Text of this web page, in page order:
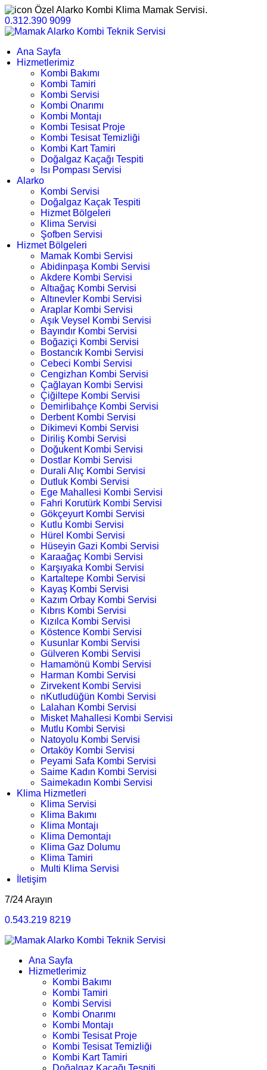
Özel Alarko Kombi Klima Mamak Servisi.
0.312.390 9099
Ana Sayfa
Hizmetlerimiz
Kombi Bakımı
Kombi Tamiri
Kombi Servisi
Kombi Onarımı
Kombi Montajı
Kombi Tesisat Proje
Kombi Tesisat Temizliği
Kombi Kart Tamiri
Doğalgaz Kaçağı Tespiti
Isı Pompası Servisi
Alarko
Kombi Servisi
Doğalgaz Kaçak Tespiti
Hizmet Bölgeleri
Klima Servisi
Şofben Servisi
Hizmet Bölgeleri
Mamak Kombi Servisi
Abidinpaşa Kombi Servisi
Akdere Kombi Servisi
Altıağaç Kombi Servisi
Altınevler Kombi Servisi
Araplar Kombi Servisi
Aşık Veysel Kombi Servisi
Bayındır Kombi Servisi
Boğaziçi Kombi Servisi
Bostancık Kombi Servisi
Cebeci Kombi Servisi
Cengizhan Kombi Servisi
Çağlayan Kombi Servisi
Çiğiltepe Kombi Servisi
Demirlibahçe Kombi Servisi
Derbent Kombi Servisi
Dikimevi Kombi Servisi
Diriliş Kombi Servisi
Doğukent Kombi Servisi
Dostlar Kombi Servisi
Durali Alıç Kombi Servisi
Dutluk Kombi Servisi
Ege Mahallesi Kombi Servisi
Fahri Korutürk Kombi Servisi
Gökçeyurt Kombi Servisi
Kutlu Kombi Servisi
Hürel Kombi Servisi
Hüseyin Gazi Kombi Servisi
Karaağaç Kombi Servisi
Karşıyaka Kombi Servisi
Kartaltepe Kombi Servisi
Kayaş Kombi Servisi
Kazım Orbay Kombi Servisi
Kıbrıs Kombi Servisi
Kızılca Kombi Servisi
Köstence Kombi Servisi
Kusunlar Kombi Servisi
Gülveren Kombi Servisi
Hamamönü Kombi Servisi
Harman Kombi Servisi
Zirvekent Kombi Servisi
nKutludüğün Kombi Servisi
Lalahan Kombi Servisi
Misket Mahallesi Kombi Servisi
Mutlu Kombi Servisi
Natoyolu Kombi Servisi
Ortaköy Kombi Servisi
Peyami Safa Kombi Servisi
Saime Kadın Kombi Servisi
Saimekadın Kombi Servisi
Klima Hizmetleri
Klima Servisi
Klima Bakımı
Klima Montajı
Klima Demontajı
Klima Gaz Dolumu
Klima Tamiri
Multi Klima Servisi
İletişim
7/24 Arayın
0.543.219 8219
Ana Sayfa
Hizmetlerimiz
Kombi Bakımı
Kombi Tamiri
Kombi Servisi
Kombi Onarımı
Kombi Montajı
Kombi Tesisat Proje
Kombi Tesisat Temizliği
Kombi Kart Tamiri
Doğalgaz Kaçağı Tespiti